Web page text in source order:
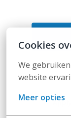
Cookies
We
website
Meer opties